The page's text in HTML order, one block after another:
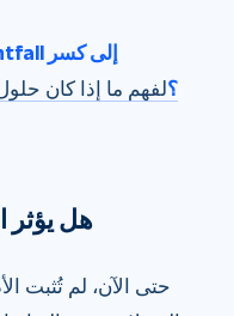
Nofap؟لفهم ما إذا كان
هل يؤثر
حتى الآن، لم تُثبت